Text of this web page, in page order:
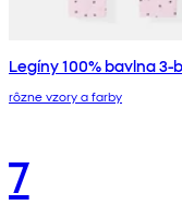
Legíny 100% bavlna 3-
rôzne vzory a farby
7